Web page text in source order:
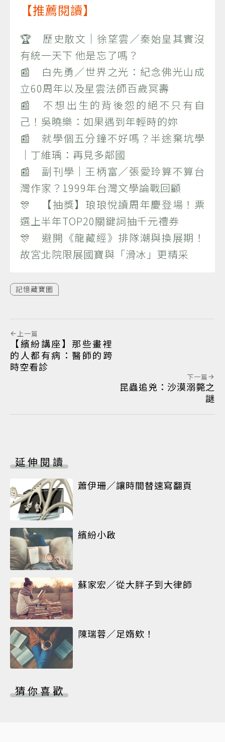
【推薦閱讀】
🏆 歷史散文｜徐望雲／秦始皇其實沒
有統一天下 他是忘了嗎？
📰 白先勇／世界之光：紀念佛光山成
立60周年以及星雲法師百歲冥壽
📰 不想出生的背後怨的絕不只有自
己！吳曉樂：如果遇到年輕時的妳
📰 就學個五分鐘不好嗎？半途棄坑學
｜丁維瑀：再見多鄰國
📰 副刊學｜王柄富／張愛玲算不算台
灣作家？1999年台灣文學論戰回顧
🎊 【抽獎】琅琅悅讀周年慶登場！票
選上半年TOP20關鍵詞抽千元禮券
🎊 避開《龍藏經》排隊潮與換展期！
故宮北院限展國寶與「滑冰」更精采
記憶藏寶圖
上一篇
【繽紛講座】那些畫裡
的人都有病：醫師的跨
時空看診
下一篇
昆蟲追兇：沙漠溺斃之
謎
延伸閱讀
蕭伊珊／讓時間替速寫翻頁
繽紛小啟
蘇家宏／從大胖子到大律師
陳瑞蓉／足媠欸！
猜你喜歡